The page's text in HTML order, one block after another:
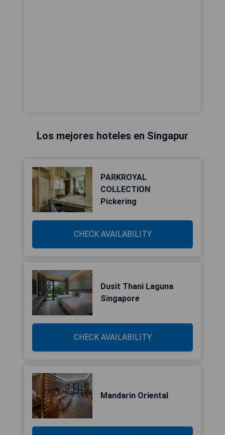
Los mejores hoteles en Singapur
PARKROYAL
COLLECTION
Pickering
CHECK AVAILABILITY
Dusit Thani Laguna
Singapore
CHECK AVAILABILITY
Mandarin Oriental